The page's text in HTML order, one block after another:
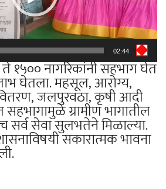
02:44
ते १५०० नागरिकांनी सहभाग घेत
घेतला. महसूल, आरोग्य,
जलपुरवठा, कृषी आदी
सहभागामुळे ग्रामीण भागातील
सर्व सेवा सुलभतेने मिळाल्या.
सकारात्मक भावना